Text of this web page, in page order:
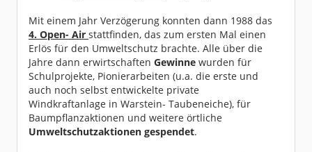
Mit einem Jahr Verzögerung konnten dann 1988 das
4. Open- Air stattfinden, das zum ersten Mal einen
Erlös für den Umweltschutz brachte. Alle über die
Jahre dann erwirtschaften Gewinne wurden für
Schulprojekte, Pionierarbeiten (u.a. die erste und
auch noch selbst entwickelte private
Windkraftanlage in Warstein- Taubeneiche), für
Baumpflanzaktionen und weitere örtliche
Umweltschutzaktionen gespendet.